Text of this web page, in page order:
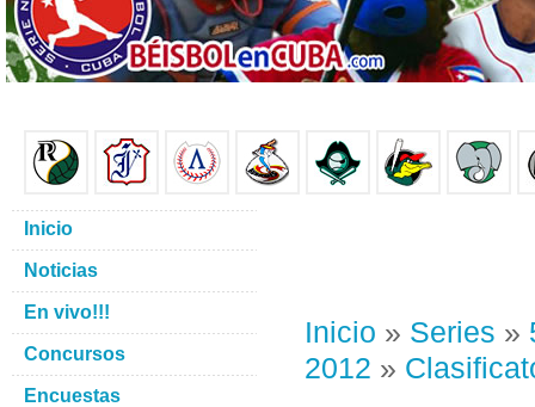
Inicio » Series »
2012 »
Inicio
Noticias
En vivo!!!
Concursos
Encuestas